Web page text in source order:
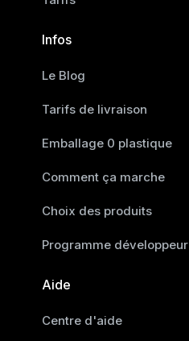
Infos
Le Blog
Tarifs de livraison
Emballage 0 plastique
Comment ça marche
Choix des produits
Programme développeur
Aide
Centre d'aide